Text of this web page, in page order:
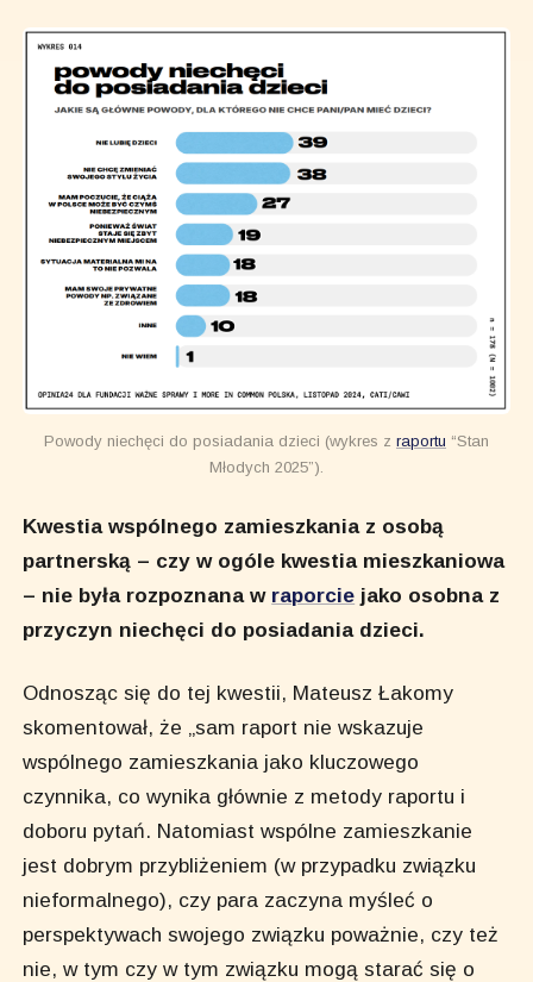
Powody niechęci do posiadania dzieci (wykres z raportu “Stan
Młodych 2025”).
Kwestia wspólnego zamieszkania z osobą
partnerską – czy w ogóle kwestia mieszkaniowa
– nie była rozpoznana w raporcie jako osobna z
przyczyn niechęci do posiadania dzieci.
Odnosząc się do tej kwestii, Mateusz Łakomy
skomentował, że „sam raport nie wskazuje
wspólnego zamieszkania jako kluczowego
czynnika, co wynika głównie z metody raportu i
doboru pytań. Natomiast wspólne zamieszkanie
jest dobrym przybliżeniem (w przypadku związku
nieformalnego), czy para zaczyna myśleć o
perspektywach swojego związku poważnie, czy też
nie, w tym czy w tym związku mogą starać się o